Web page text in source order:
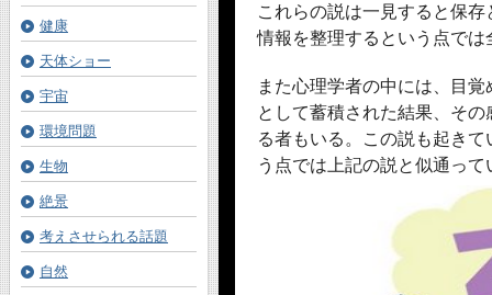
これらの説は一見すると保
情報を整理するという点では
また心理学者の中には、目
として蓄積された結果、そ
る者もいる。この説も起き
う点では上記の説と似通って
健康
天体ショー
宇宙
環境問題
生物
絶景
考えさせられる話題
自然